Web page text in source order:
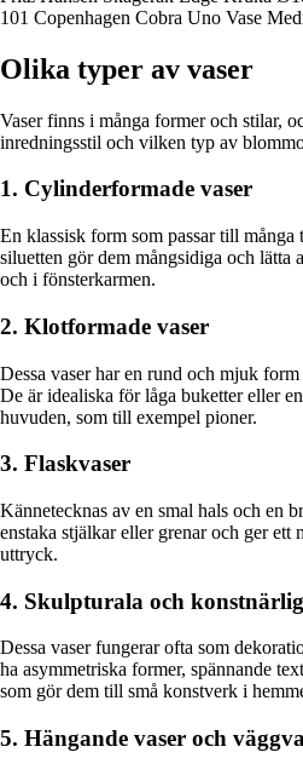
101 Copenhagen Cobra Uno Vase
Olika typer av vaser
Vaser finns i många former och stilar,
inredningsstil och vilken typ av
1. Cylinderformade vaser
En klassisk form som passar till
siluetten gör dem mångsidiga och lätta
och i fönsterkarmen.
2. Klotformade vaser
Dessa vaser har en rund och mjuk
De är idealiska för låga buketter eller
huvuden, som till exempel pioner.
3. Flaskvaser
Kännetecknas av en smal hals och en
enstaka stjälkar eller grenar och ger ett
uttryck.
4. Skulpturala och
Dessa vaser fungerar ofta som
ha asymmetriska former, spännande
som gör dem till små konstverk i
5. Hängande vaser och